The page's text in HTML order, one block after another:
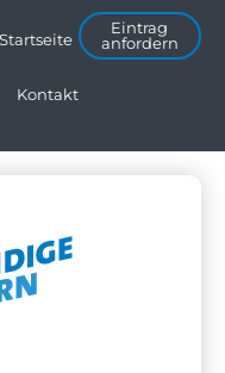
Startseite
Kontakt
Eintrag
anfordern